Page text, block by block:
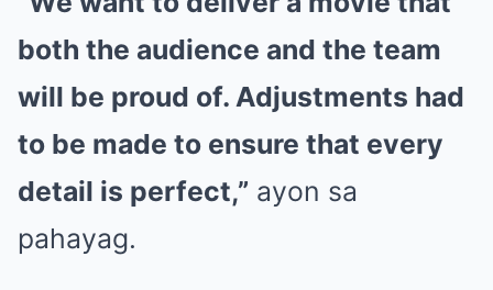
both the audience and the team
will be proud of. Adjustments had
to be made to ensure that every
detail is perfect,” ayon sa
pahayag.